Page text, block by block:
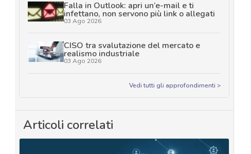
Falla in Outlook: apri un’e-mail e ti
infettano, non servono più link o allegati
03 Ago 2026
CISO tra svalutazione del mercato e
realismo industriale
03 Ago 2026
Vedi tutti gli approfondimenti >
Articoli correlati